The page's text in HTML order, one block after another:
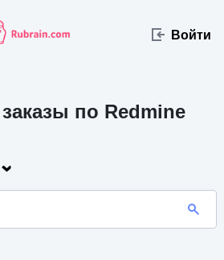
Войти
по Redmine